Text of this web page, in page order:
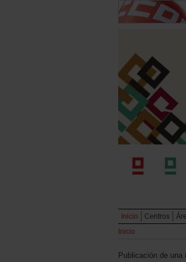
Inicio Centros
Inicio
Publicación de una